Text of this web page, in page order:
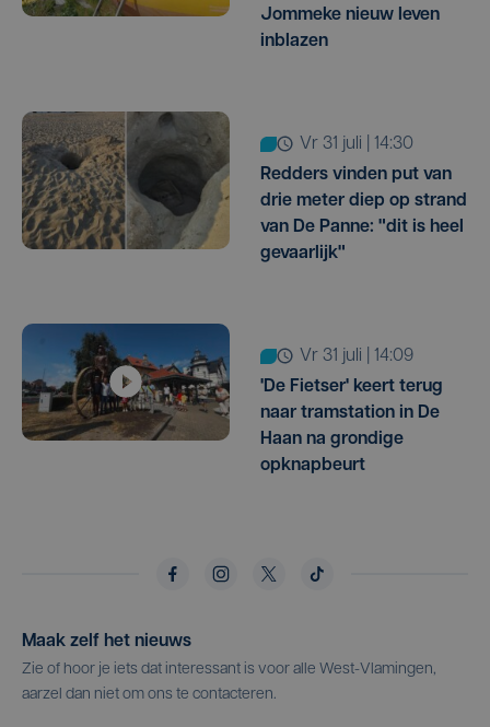
Jommeke nieuw leven
inblazen
vr 31 juli | 14:30
Redders vinden put van
drie meter diep op strand
van De Panne: "dit is heel
gevaarlijk"
vr 31 juli | 14:09
'De Fietser' keert terug
naar tramstation in De
Haan na grondige
opknapbeurt
Maak zelf het nieuws
Zie of hoor je iets dat interessant is voor alle West-Vlamingen,
aarzel dan niet om ons te contacteren.